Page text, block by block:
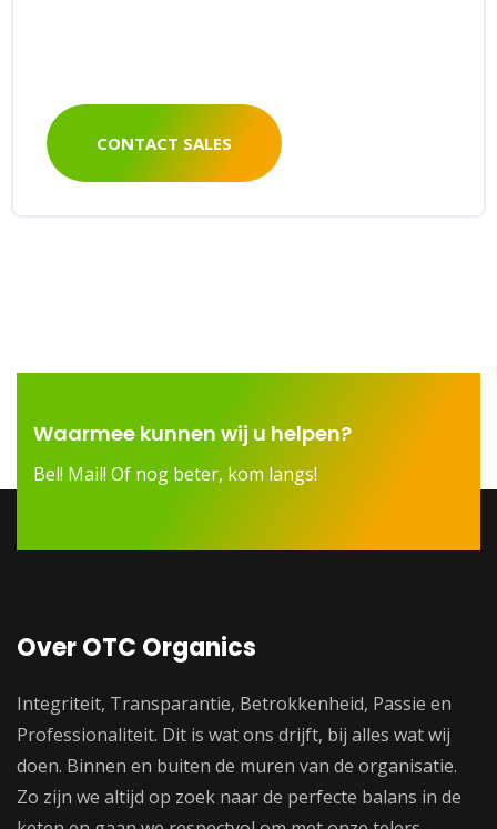
CONTACT SALES
Waarmee kunnen wij u helpen?
Bel! Mail! Of nog beter, kom langs!
Over OTC Organics
Integriteit, Transparantie, Betrokkenheid, Passie en
Professionaliteit. Dit is wat ons drijft, bij alles wat wij
doen. Binnen en buiten de muren van de organisatie.
Zo zijn we altijd op zoek naar de perfecte balans in de